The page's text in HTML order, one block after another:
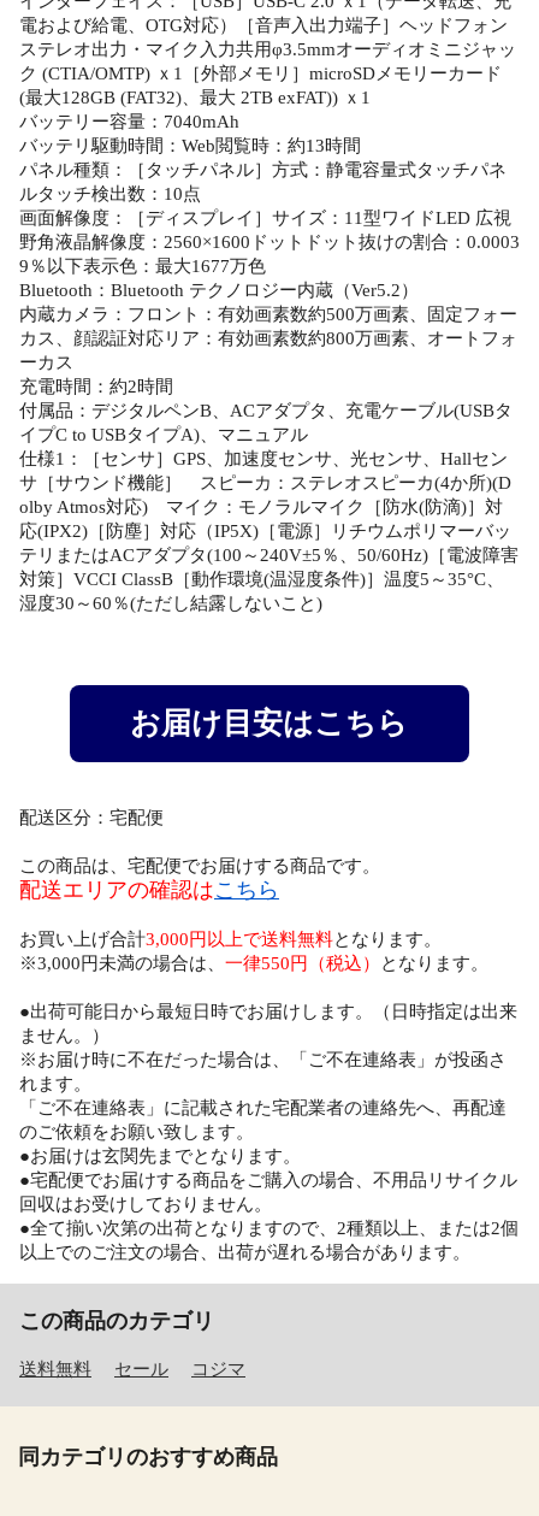
電および給電、OTG対応）［音声入出力端子］ヘッドフォン
ステレオ出力・マイク入力共用φ3.5mmオーディオミニジャッ
ク (CTIA/OMTP) ｘ1［外部メモリ］microSDメモリーカード
(最大128GB (FAT32)、最大 2TB exFAT)) ｘ1
バッテリー容量：7040mAh
バッテリ駆動時間：Web閲覧時：約13時間
パネル種類：［タッチパネル］方式：静電容量式タッチパネ
ルタッチ検出数：10点
画面解像度：［ディスプレイ］サイズ：11型ワイドLED 広視
野角液晶解像度：2560×1600ドットドット抜けの割合：0.0003
9％以下表示色：最大1677万色
Bluetooth：Bluetooth テクノロジー内蔵（Ver5.2）
内蔵カメラ：フロント：有効画素数約500万画素、固定フォー
カス、顔認証対応リア：有効画素数約800万画素、オートフォ
ーカス
充電時間：約2時間
付属品：デジタルペンB、ACアダプタ、充電ケーブル(USBタ
イプC to USBタイプA)、マニュアル
仕様1：［センサ］GPS、加速度センサ、光センサ、Hallセン
サ［サウンド機能］ スピーカ：ステレオスピーカ(4か所)(D
olby Atmos対応) マイク：モノラルマイク［防水(防滴)］対
応(IPX2)［防塵］対応（IP5X)［電源］リチウムポリマーバッ
テリまたはACアダプタ(100～240V±5％、50/60Hz)［電波障害
対策］VCCI ClassB［動作環境(温湿度条件)］温度5～35°C、
湿度30～60％(ただし結露しないこと)
お届け目安はこちら
配送区分：宅配便
この商品は、宅配便でお届けする商品です。
配送エリアの確認はこちら
お買い上げ合計3,000円以上で送料無料となります。
※3,000円未満の場合は、 一律550円（税込） となります。
●出荷可能日から最短日時でお届けします。（日時指定は出来
ません。）
※お届け時に不在だった場合は、「ご不在連絡表」が投函さ
れます。
「ご不在連絡表」に記載された宅配業者の連絡先へ、再配達
のご依頼をお願い致します。
●お届けは玄関先までとなります。
●宅配便でお届けする商品をご購入の場合、不用品リサイクル
回収はお受けしておりません。
●全て揃い次第の出荷となりますので、2種類以上、または2個
以上でのご注文の場合、出荷が遅れる場合があります。
この商品のカテゴリ
送料無料 セール コジマ
同カテゴリのおすすめ商品